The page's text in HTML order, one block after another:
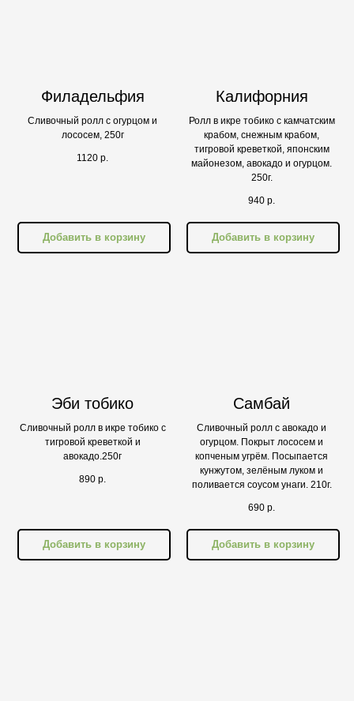
Филадельфия
Сливочный ролл с огурцом и
лососем, 250г
1120 р.
Добавить в корзину
Калифорния
Ролл в икре тобико с камчатским
крабом, снежным крабом,
тигровой креветкой, японским
майонезом, авокадо и огурцом.
250г.
940 р.
Добавить в корзину
Эби тобико
Сливочный ролл в икре тобико с
тигровой креветкой и
авокадо.250г
890 р.
Добавить в корзину
Самбай
Сливочный ролл с авокадо и
огурцом. Покрыт лососем и
копченым угрём. Посыпается
кунжутом, зелёным луком и
поливается соусом унаги. 210г.
690 р.
Добавить в корзину